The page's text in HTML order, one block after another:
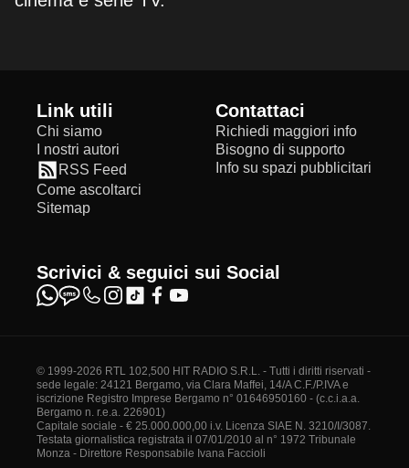
Link utili
Chi siamo
I nostri autori
RSS Feed
Come ascoltarci
Sitemap
Contattaci
Richiedi maggiori info
Bisogno di supporto
Info su spazi pubblicitari
Scrivici & seguici sui Social
© 1999-2026 RTL 102,500 HIT RADIO S.R.L. - Tutti i diritti riservati -
sede legale: 24121 Bergamo, via Clara Maffei, 14/A C.F./P.IVA e
iscrizione Registro Imprese Bergamo n° 01646950160 - (c.c.i.a.a.
Bergamo n. r.e.a. 226901)
Capitale sociale - € 25.000.000,00 i.v. Licenza SIAE N. 3210/I/3087.
Testata giornalistica registrata il 07/01/2010 al n° 1972 Tribunale
Monza - Direttore Responsabile Ivana Faccioli